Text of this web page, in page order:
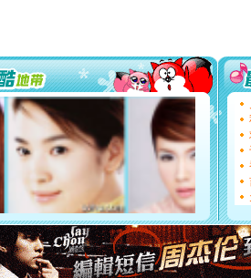
[圣诞节]
你太多，
要平安
[圣诞节]
能正大
都要快乐
[圣诞节]
如意,快
[元旦]
看
断电。
你是我
[元旦]如
起；二是
离。水晶
[元旦]当